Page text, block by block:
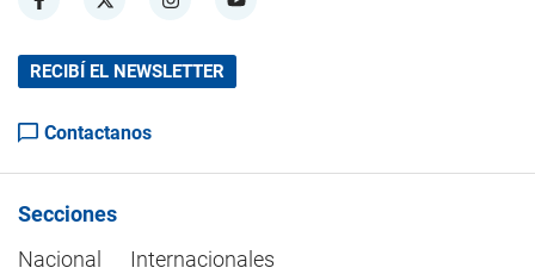
RECIBÍ EL NEWSLETTER
Contactanos
Secciones
Nacional
Internacionales